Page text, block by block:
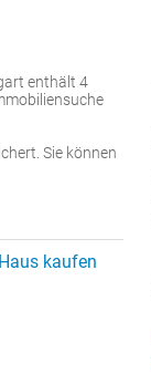
enthält 4
Sie können
kaufen